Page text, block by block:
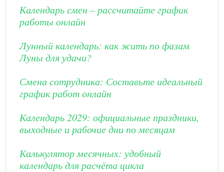
Календарь смен – рассчитайте график
работы онлайн
Лунный календарь: как жить по фазам
Луны для удачи?
Смена сотрудника: Составьте идеальный
график работ онлайн
Календарь 2029: официальные праздники,
выходные и рабочие дни по месяцам
Калькулятор месячных: удобный
календарь для расчёта цикла